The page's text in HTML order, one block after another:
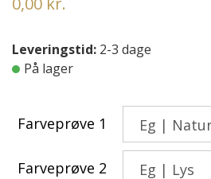
Leveringstid: 2-3 dage
På lager
Farveprøve 1
Farveprøve 2